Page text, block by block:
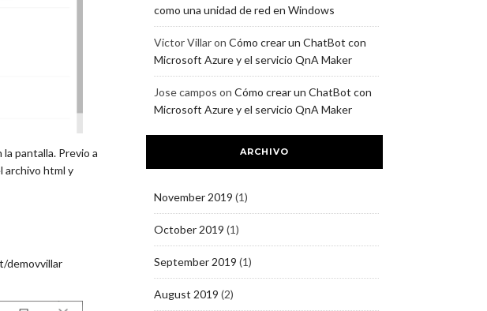
pantalla. Previo a
archivo html y
demovvillar
como una unidad de red en Windows
Victor Villaron Cómo crear un ChatBot con
Microsoft Azure y el servicio QnA Maker
Jose campos on Cómo crear un ChatBot con
Microsoft Azure y el servicio QnA Maker
ARCHIVO
November 2019 (1)
October 2019 (1)
September 2019 (1)
August 2019 (2)